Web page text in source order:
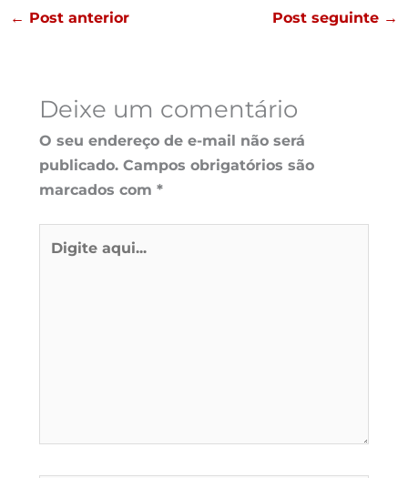
← Post anterior Post seguinte →
Deixe um comentário
O seu endereço de e-mail não será
publicado. Campos obrigatórios são
marcados com *
aqui...